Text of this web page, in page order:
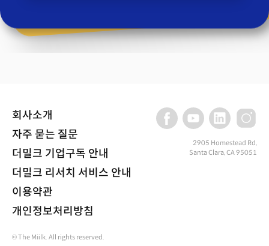
회사소개
자주 묻는 질문
더밀크 기업구독 안내
더밀크 리서치 서비스 안내
이용약관
개인정보처리방침
2905 Homestead Rd,
Santa Clara, CA 95051
© The Miilk. All rights reserved.